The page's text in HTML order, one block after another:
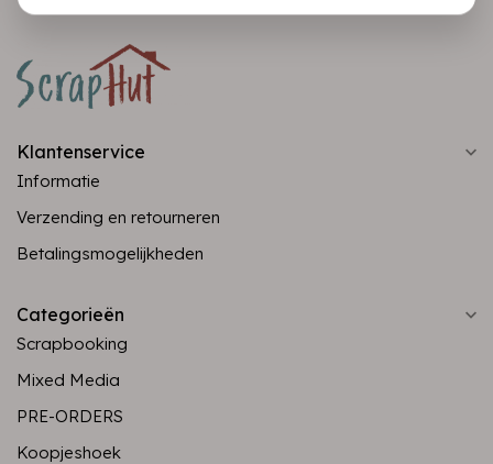
Klantenservice
Informatie
Verzending en retourneren
Betalingsmogelijkheden
Categorieën
Scrapbooking
Mixed Media
PRE-ORDERS
Koopjeshoek